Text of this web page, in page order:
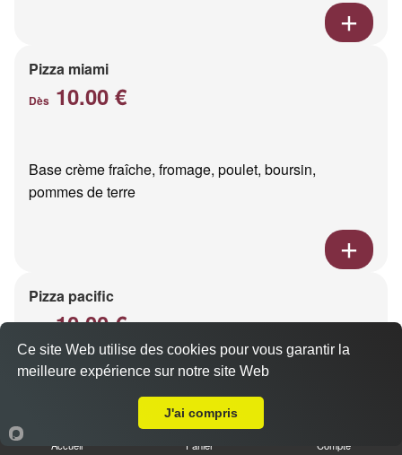
Pizza miami
Dès 10.00 €
Base crème fraîche, fromage, poulet, boursin,
pommes de terre
Pizza pacific
Dès10.00 €
Base crème fraîche, fromage, saumon fumé
Accueil Panier Compte
Ce site Web utilise des cookies pour vous garantir la
meilleure expérience sur notre site Web
J'ai compris